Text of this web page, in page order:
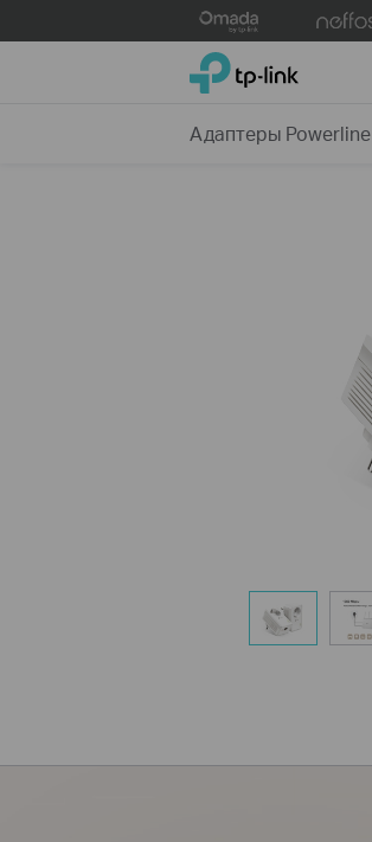
to
TP-Link, Reliably Smart
Адаптеры Powerline